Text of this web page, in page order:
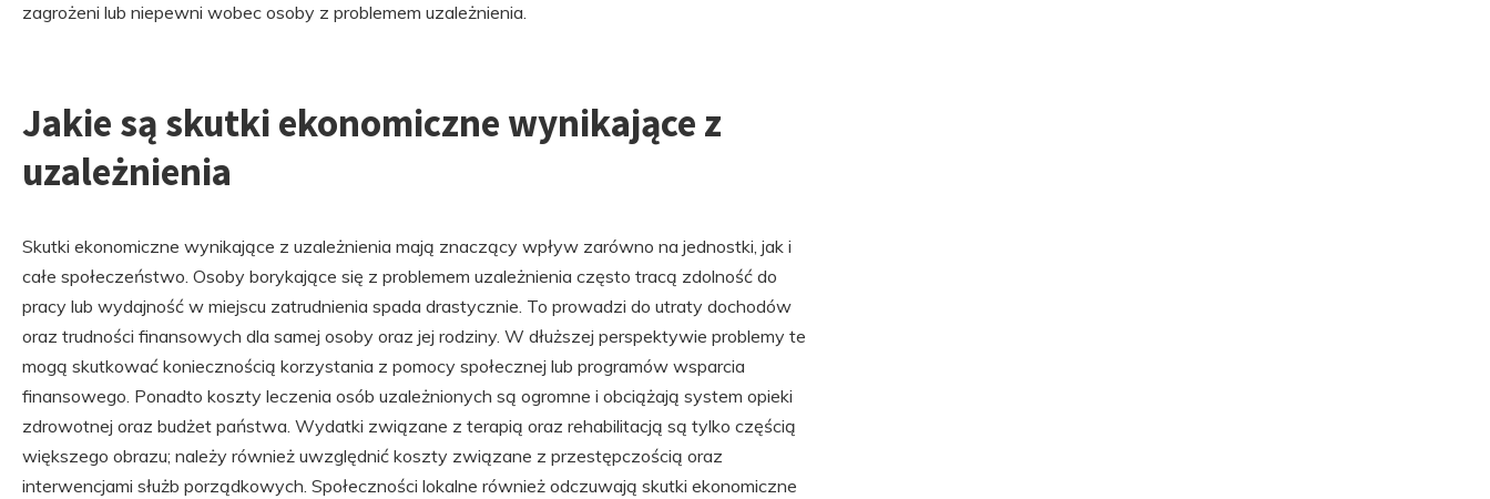
zagrożeni lub niepewni wobec osoby z problemem uzależnienia.
Jakie są skutki ekonomiczne wynikające z
uzależnienia
Skutki ekonomiczne wynikające z uzależnienia mają znaczący wpływ zarówno na jednostki, jak i
całe społeczeństwo. Osoby borykające się z problemem uzależnienia często tracą zdolność do
pracy lub wydajność w miejscu zatrudnienia spada drastycznie. To prowadzi do utraty dochodów
oraz trudności finansowych dla samej osoby oraz jej rodziny. W dłuższej perspektywie problemy te
mogą skutkować koniecznością korzystania z pomocy społecznej lub programów wsparcia
finansowego. Ponadto koszty leczenia osób uzależnionych są ogromne i obciążają system opieki
zdrowotnej oraz budżet państwa. Wydatki związane z terapią oraz rehabilitacją są tylko częścią
większego obrazu; należy również uwzględnić koszty związane z przestępczością oraz
interwencjami służb porządkowych. Społeczności lokalne również odczuwają skutki ekonomiczne